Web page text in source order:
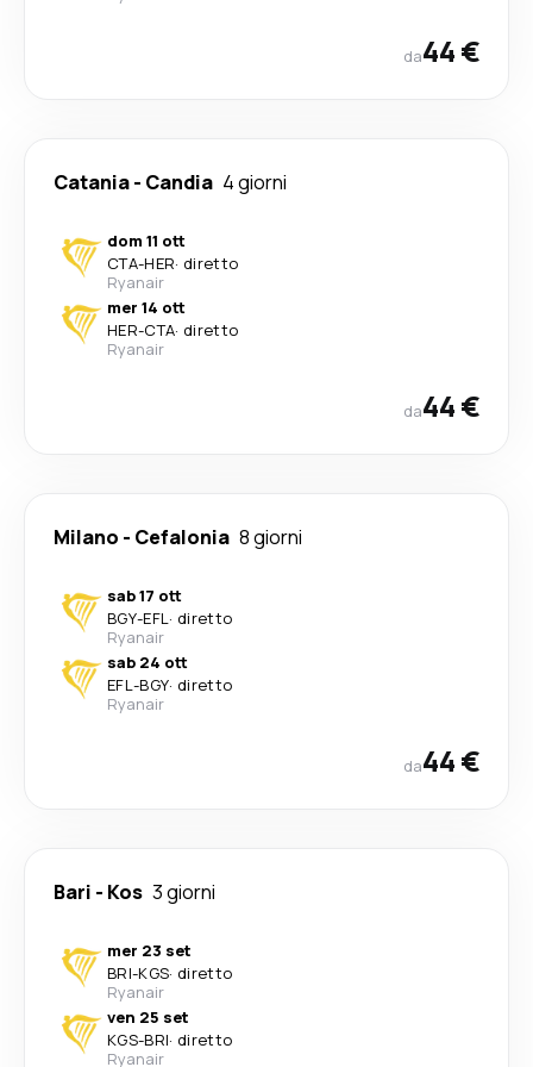
da44 €
Catania- Candia 4 giorni
dom 11 ott
CTA-HER· diretto
Ryanair
mer 14 ott
HER-CTA· diretto
Ryanair
da44 €
Milano - Cefalonia 8 giorni
sab 17 ott
BGY-EFL· diretto
Ryanair
sab 24 ott
EFL-BGY· diretto
Ryanair
da44 €
Bari - Kos 3 giorni
mer 23 set
BRI-KGS· diretto
Ryanair
ven 25 set
KGS-BRI· diretto
Ryanair